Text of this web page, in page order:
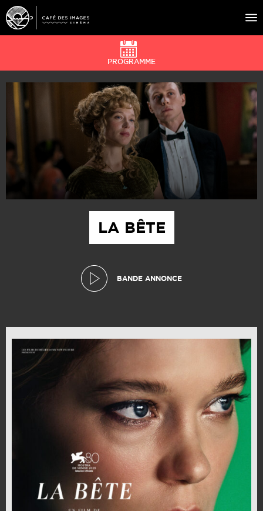
À L’AFFICHE
ÉVÉNEMENTS
CAFÉ DU CINÉ
PRATIQUE
ÉDUCATION AUX IMAGES
LA BÊTE
BANDE ANNONCE
PROGRAMME